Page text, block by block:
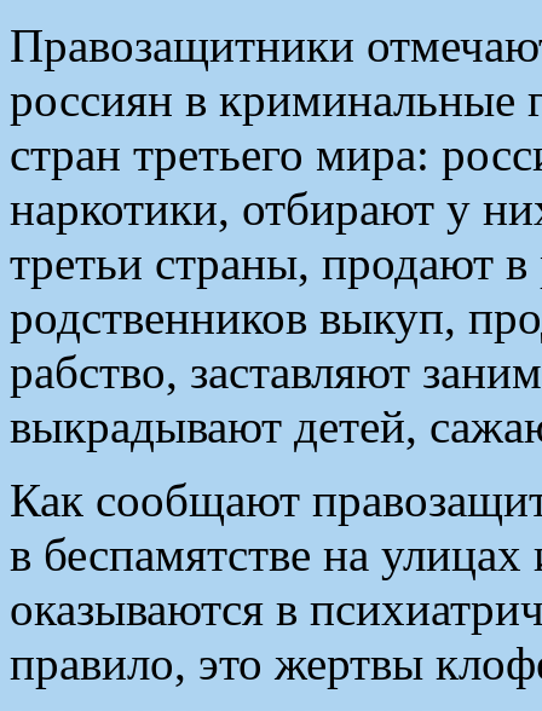
Правозащитники
россиян в криминальные
стран третьего мира:
наркотики, отбирают у
третьи страны, продают
родственников выкуп,
рабство, заставляют
выкрадывают детей,
Как сообщают
в беспамятстве на
оказываются в
правило, это жертвы